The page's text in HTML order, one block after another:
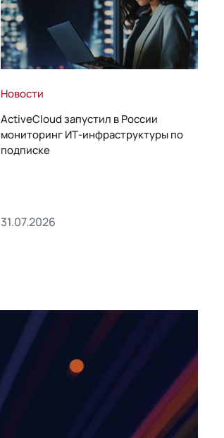
Новости
ActiveCloud запустил в России
мониторинг ИТ-инфраструктуры по
подписке
31.07.2026